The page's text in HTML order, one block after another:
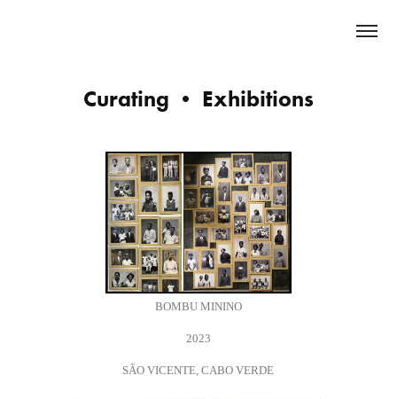
Curating • Exhibitions
BOMBU MININO
2023
SÃO VICENTE, CABO VERDE